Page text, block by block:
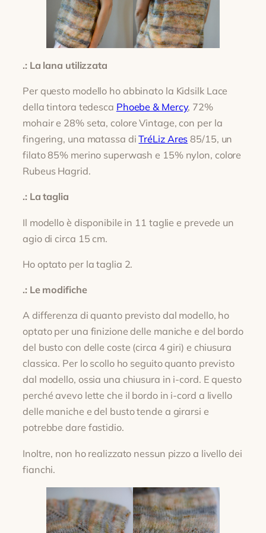
.: La lana utilizzata
Per questo modello ho abbinato la Kidsilk Lace
della tintora tedesca Phoebe & Mercy, 72%
mohair e 28% seta, colore Vintage, con per la
fingering, una matassa diTréLiz Ares 85/15, un
filato 85% merino superwash e 15% nylon, colore
Rubeus Hagrid.
.: La taglia
Il modello è disponibile in 11 taglie e prevede un
agio di circa 15 cm.
Ho optato per la taglia 2.
.: Le modifiche
A differenza di quanto previsto dal modello, ho
optato per una finizione delle maniche e del bordo
del busto con delle coste (circa 4 giri) e chiusura
classica. Per lo scollo ho seguito quanto previsto
dal modello, ossia una chiusura in i-cord. E questo
perché avevo lette che il bordo in i-cord a livello
delle maniche e del busto tende a girarsi e
potrebbe dare fastidio.
Inoltre, non ho realizzato nessun pizzo a livello dei
fianchi.